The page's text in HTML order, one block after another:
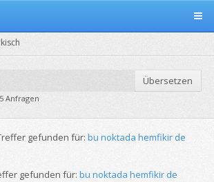
Übersetzen
Anfragen
gefunden für: bu noktada hemfikir de
gefunden für: bu noktada hemfikir de